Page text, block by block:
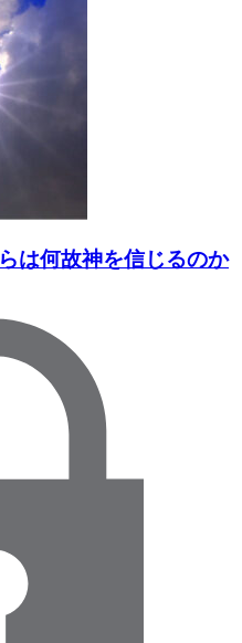
は何故神を信じるのか